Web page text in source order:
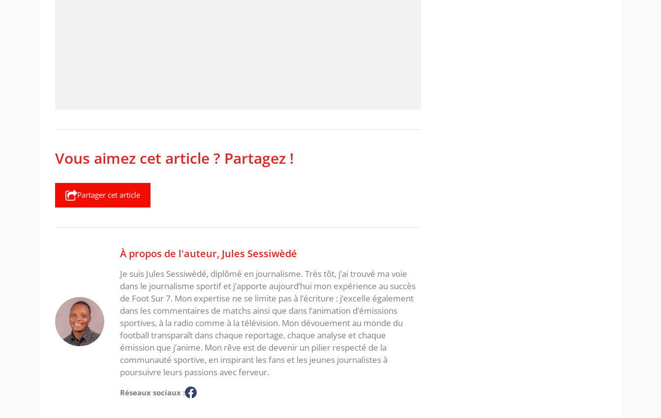
Vous aimez cet article ? Partagez !
Partager cet article
À propos de l'auteur, Jules Sessiwèdé
Je suis Jules Sessiwèdé, diplômé en journalisme. Très tôt, j’ai trouvé ma voie
dans le journalisme sportif et j’apporte aujourd’hui mon expérience au succès
de Foot Sur 7. Mon expertise ne se limite pas à l’écriture : j’excelle également
dans les commentaires de matchs ainsi que dans l’animation d’émissions
sportives, à la radio comme à la télévision. Mon dévouement au monde du
football transparaît dans chaque reportage, chaque analyse et chaque
émission que j’anime. Mon rêve est de devenir un pilier respecté de la
communauté sportive, en inspirant les fans et les jeunes journalistes à
poursuivre leurs passions avec ferveur.
Réseaux sociaux :